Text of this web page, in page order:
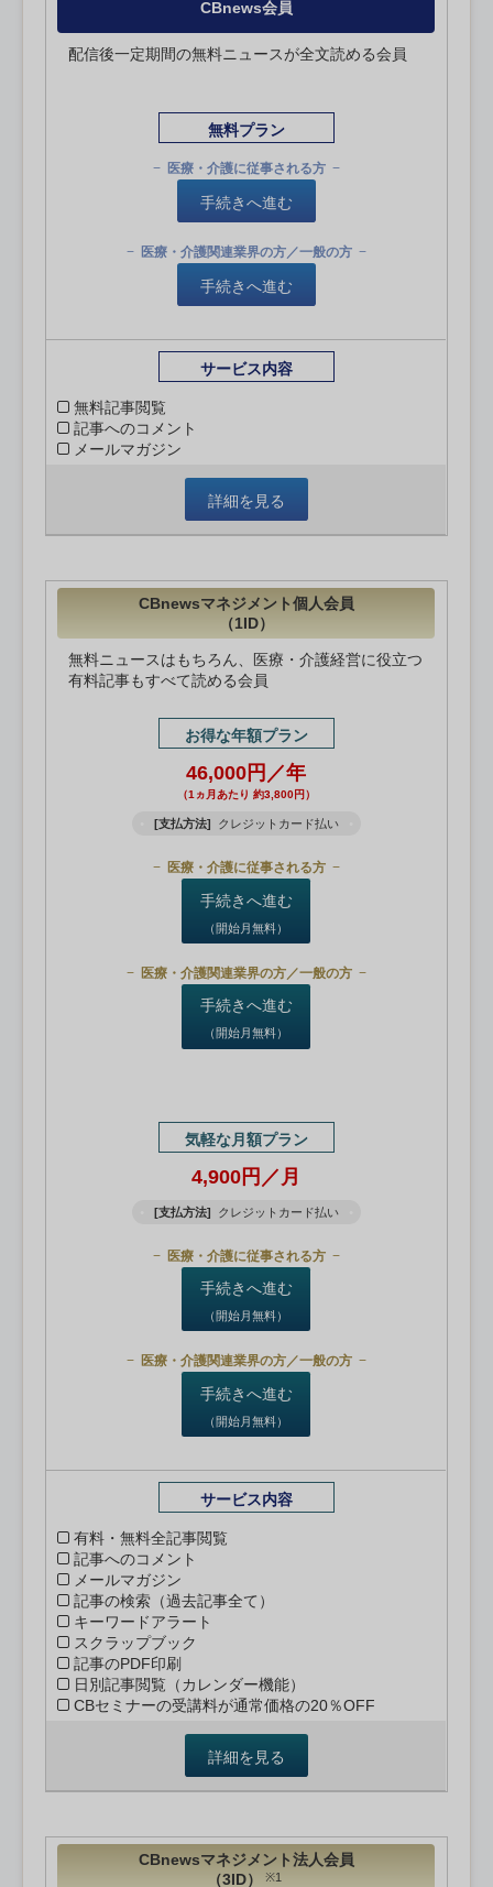
CBnews会員
配信後一定期間の無料ニュースが全文読める会員
無料プラン
医療・介護に従事される方
手続きへ進む
医療・介護関連業界の方／一般の方
手続きへ進む
サービス内容
無料記事閲覧
記事へのコメント
メールマガジン
詳細を見る
CBnewsマネジメント個人会員
（1ID）
無料ニュースはもちろん、医療・介護経営に役立つ
有料記事もすべて読める会員
お得な年額プラン
46,000円／年
（1ヵ月あたり 約3,800円）
[支払方法] クレジットカード払い
医療・介護に従事される方
手続きへ進む
（開始月無料）
医療・介護関連業界の方／一般の方
手続きへ進む
（開始月無料）
気軽な月額プラン
4,900円／月
[支払方法] クレジットカード払い
医療・介護に従事される方
手続きへ進む
（開始月無料）
医療・介護関連業界の方／一般の方
手続きへ進む
（開始月無料）
サービス内容
有料・無料全記事閲覧
記事へのコメント
メールマガジン
記事の検索（過去記事全て）
キーワードアラート
スクラップブック
記事のPDF印刷
日別記事閲覧（カレンダー機能）
CBセミナーの受講料が通常価格の20％OFF
詳細を見る
CBnewsマネジメント法人会員
（3ID）
※1